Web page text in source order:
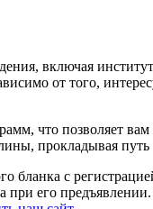
включая
от того,
что позволяет вам
прокладывая
с
при его